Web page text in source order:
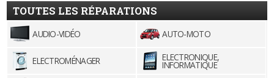
TOUTES LES RÉPARATIONS
AUDIO-VIDÉO AUTO-MOTO
ELECTROMÉNAGER ELECTRONIQUE,
INFORMATIQUE